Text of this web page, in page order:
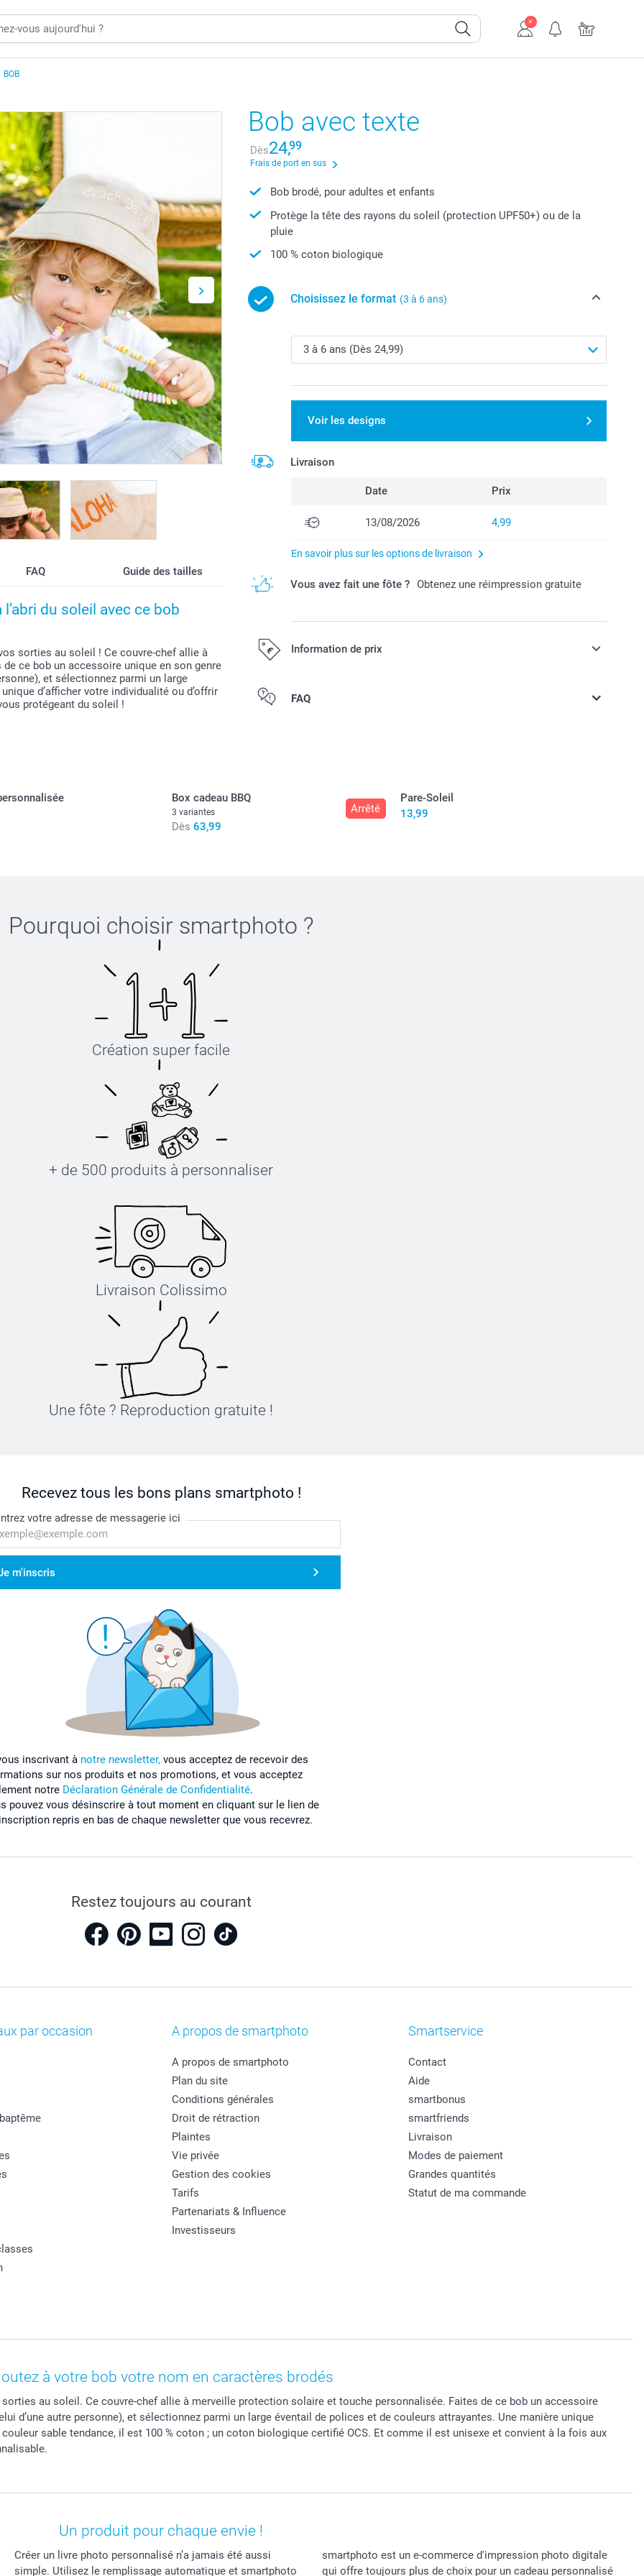
BOB
FAQ Guide des tailles
du soleil avec ce bob
sorties au soleil ! Ce couvre-chef allie à
ce bob un accessoire unique en son genre
et sélectionnez parmi un large
d’afficher votre individualité ou d’offrir
protégeant du soleil !
Bob avec texte
Dès24,99
Frais de port en sus
Bob brodé, pour adultes et enfants
Protège la tête des rayons du soleil (protection UPF50+) ou de la
pluie
100 % coton biologique
Choisissez le format (3 à 6 ans)
Voir les designs
Livraison
Date Prix
13/08/2026 4,99
En savoir plus sur les options de livraison
Vous avez fait une fôte ? Obtenez une réimpression gratuite
Information de prix
Tous les prix sont en EURO (€), TVA incluse et hors frais de port.
FAQ
Arrêté
Box cadeau BBQ
3 variantes
Dès 63,99
Pare-Soleil
13,99
Pourquoi choisir smartphoto ?
Création super facile
+ de 500 produits à personnaliser
Livraison Colissimo
Une fôte ? Reproduction gratuite !
Recevez tous les bons plans smartphoto !
votre adresse de messagerie ici
m'inscris
inscrivant à notre newsletter, vous acceptez de recevoir des
sur nos produits et nos promotions, et vous acceptez
notre Déclaration Générale de Confidentialité.
pouvez vous désinscrire à tout moment en cliquant sur le lien de
repris en bas de chaque newsletter que vous recevrez.
Restez toujours au courant
par occasion A propos de smartphoto
A propos de smartphoto
Plan du site
Conditions générales
Droit de rétraction
Plaintes
Vie privée
Gestion des cookies
Tarifs
Partenariats & Influence
Investisseurs
Smartservice
Contact
Aide
smartbonus
smartfriends
Livraison
Modes de paiement
Grandes quantités
Statut de ma commande
à votre bob votre nom en caractères brodés
au soleil. Ce couvre-chef allie à merveille protection solaire et touche personnalisée. Faites de ce bob un accessoire
d’une autre personne), et sélectionnez parmi un large éventail de polices et de couleurs attrayantes. Une manière unique
sable tendance, il est 100 % coton ; un coton biologique certifié OCS. Et comme il est unisexe et convient à la fois aux
Un produit pour chaque envie !
Créer un livre photo personnalisé n’a jamais été aussi
simple. Utilisez le remplissage automatique et smartphoto
smartphoto est un e-commerce d'impression photo digitale
qui offre toujours plus de choix pour un cadeau personnalisé